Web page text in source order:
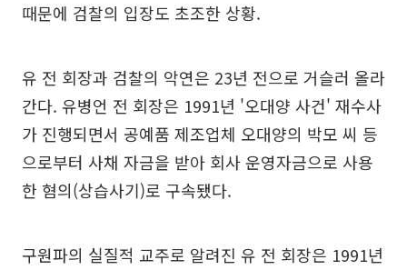
때문에 검찰의 입장도 초조한 상황.
유 전 회장과 검찰의 악연은 23년 전으로 거슬러 올라
간다. 유병언 전 회장은 1991년 '오대양 사건' 재수사
가 진행되면서 공예품 제조업체 오대양의 박모 씨 등
으로부터 사채 자금을 받아 회사 운영자금으로 사용
한 혐의(상습사기)로 구속됐다.
구원파의 실질적 교주로 알려진 유 전 회장은 1991년